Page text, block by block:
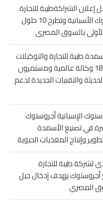
الشراكةطيبة للتجارة
والتوكيلات تطلق شراكتها مع أجروستوك الأسبانية وتطرح 10 حلول
بالسوق المصرى
طيبة للتجارة والتوكيلات
قطاع الأسمدة في طيبة يضم أكثر من 18 وكالة عالمية ومستمرون
والتقنيات الجديدة لدعم
الإسبانية أجروستوك
ونمتلك 38 من الخبرة في تصنيع الأسمدة
لشركة طيبة للتجارة
أجروستوك يهدف إدخال جيل
المصري